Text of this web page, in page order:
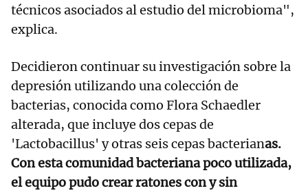
técnicos asociados al estudio del microbioma",
explica.
Decidieron continuar su investigación sobre la
depresión utilizando una colección de
bacterias, conocida como Flora Schaedler
alterada, que incluye dos cepas de
'Lactobacillus' y otras seis cepas bacterianas.
Con esta comunidad bacteriana poco utilizada,
el equipo pudo crear ratones con y sin